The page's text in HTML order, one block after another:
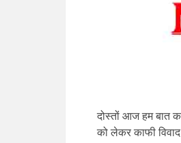
दोस्तों आज हम बात
को लेकर काफी